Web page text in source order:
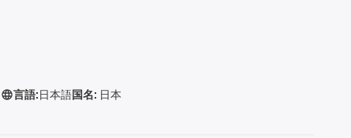
言語:日本語国名: 日本